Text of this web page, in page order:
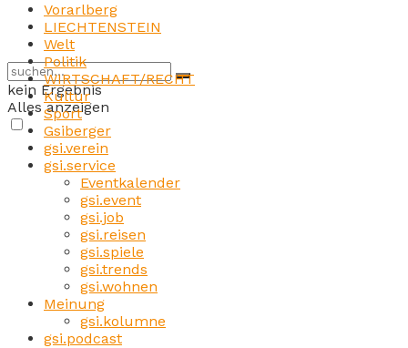
kein Ergebnis
Alles anzeigen
Vorarlberg
LIECHTENSTEIN
Welt
Politik
WIRTSCHAFT/RECHT
Kultur
Sport
Gsiberger
gsi.verein
gsi.service
Eventkalender
gsi.event
gsi.job
gsi.reisen
gsi.spiele
gsi.trends
gsi.wohnen
Meinung
gsi.kolumne
gsi.podcast